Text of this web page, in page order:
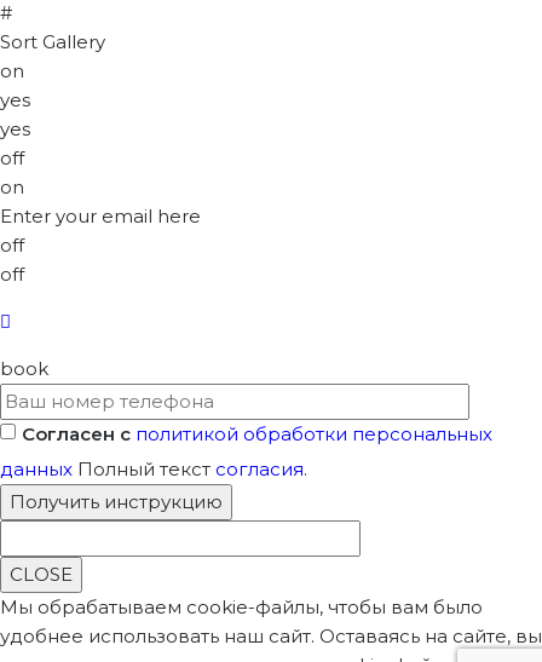
#
Sort Gallery
on
yes
yes
off
on
Enter your email here
off
off
book
Согласен с политикой обработки персональных
данных Полный текст согласия.
CLOSE
Мы обрабатываем cookie-файлы, чтобы вам было
удобнее использовать наш сайт. Оставаясь на сайте, вы